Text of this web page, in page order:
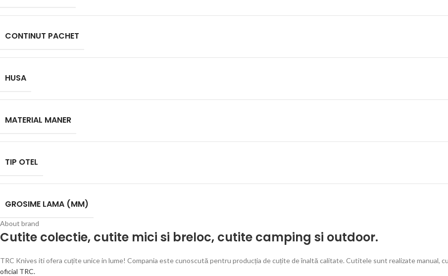
CONTINUT PACHET
HUSA
MATERIAL MANER
TIP OTEL
GROSIME LAMA (MM)
About brand
Cutite colectie, cutite mici si breloc, cutite camping si outdoor.
TRC Knives iti ofera cuțite unice in lume! Compania este cunoscută pentru producția de cuțite de înaltă calitate. Cutitele sunt realizate manual,
oficial TRC.